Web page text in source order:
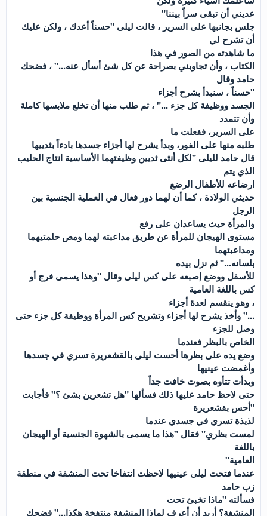
عديني أن تبقى سراً بيننا"
جلس بجانبها على السرير ، قالت ليلى "حسناً أعدك ، ولكن عليك
أن تشرح لي
ما شاهدته من الصور في هذا
الكتاب ، وأن تجاوبني بصراحة عن كل شئ أسأل عنه..." ، فضحك
حامد وقال
"حسناً ، سنبدأ بشرح أجزاء
الجسد ووظيفة كل جزء ..." ، ثم طلب منها أن تخلع ملابسها كاملة
وأن تتمدد
على السرير، ففعلت ما
طلبه منها على الفور، وبدأ يشرح لها أجزاء جسدها بادءاً بثدييها
قال حامد لليلى "لكل أنثى ثديين وظيفتهما الأساسية انتاج الحليب
الذي يتم
ارضاعه للأطفال الرضع
حديثي الولادة ، كما أن لهما دور فعال في العملية الجنسية بين
الرجل
والمرأة حيث يساعدان على رفع
مستوى الهيجان للمرأة عن طريق مداعبته لهما ومص حلمتيهما
ومداعبتهما
بلسانه..." ثم نزل بيده
للأسفل ووضع إصبعه على كس ليلى وقال "وهذا يسمى فرج أو
كس باللغة العامية
، وهو ينقسم لعدة أجزاء
..." وأخذ يشرح لها أجزاء وتشريح كس المرأة ووظيفة كل جزء حتى
وصل للجزء
الخاص بالبظر فعندما
وضع يده على بظرها أحست ليلى بالقشعريرة تسري في جسدها
وأغمضت عينيها
وبدأت تتأوه بصوت خافت جداً
حتى لاحظ حامد عليها ذلك فسألها "هل تشعرين بشئ ؟" فأجابت
"أحس بقشعريرة
لذيذة تسري في جسدي عندما
لمست بظري" فقال "هذا ما يسمى بالشهوة الجنسية أو الهيجان
باللغة
العامية"
عندما فتحت ليلى عينيها لاحظت انتفاخا تحت المنشفة في منطقة
زب حامد
فسألته "ماذا تخبئ تحت
المنشفة؟ أريد أن أعرف لماذا المنشفة منتفخة هكذا..." فضحك